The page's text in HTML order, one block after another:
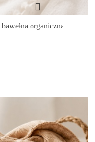
organiczna